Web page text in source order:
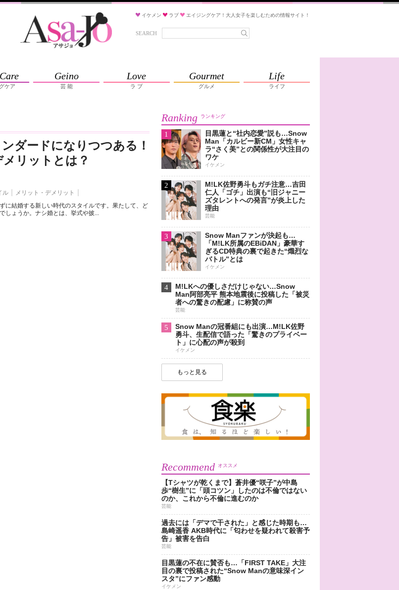
イケメン ラブ エイジングケア！大人女子を楽しむための情報サイト！
SEARCH
ケア
Geino
芸 能
Love
ラ ブ
Gourmet
グルメ
Life
ライフ
ンダードになりつつある！
リットとは？
ル
メリット・デメリット
に結婚する新しい時代のスタイルです。果たして、ど
しょうか。ナシ婚とは、挙式や披...
Ranking ランキング
1
目黒蓮と“社内恋愛”説も…Snow
Man「カルビー新CM」女性キャ
ラ“さく美”との関係性が大注目の
ワケ
イケメン
2
M!LK佐野勇斗もガチ注意…吉田
仁人「ゴチ」出演も“旧ジャニー
ズタレントへの発言”が炎上した
理由
芸能
3
Snow Manファンが決起も…
「M!LK所属のEBiDAN」豪華す
ぎるCD特典の裏で起きた“熾烈な
バトル”とは
イケメン
4
M!LKへの優しさだけじゃない…Snow
Man阿部亮平 熊本地震後に投稿した「被災
者への驚きの配慮」に称賛の声
芸能
5
Snow Manの冠番組にも出演…M!LK佐野
勇斗、生配信で語った「驚きのプライベー
ト」に心配の声が殺到
イケメン
もっと見る
Recommend オススメ
【Tシャツが乾くまで】蒼井優“咲子”が中島
歩“樹生”に「頭コツン」したのは不倫ではない
のか、これから不倫に進むのか
芸能
過去には「デマで干された」と感じた時期も…
島崎遥香 AKB時代に「匂わせを疑われて殺害予
告」被害を告白
芸能
目黒蓮の不在に賛否も…「FIRST TAKE」大注
目の裏で投稿された“Snow Manの意味深イン
スタ”にファン感動
イケメン